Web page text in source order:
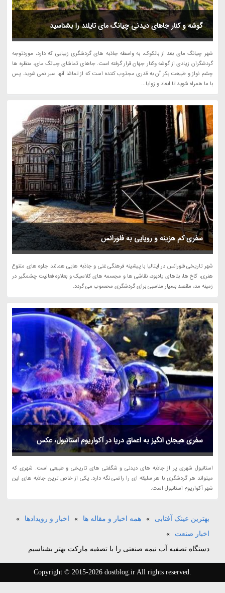
گوشه و کنار جاهای دیدنی چیانگ مای تایلند را بشناسید
شهر چیانگ مای بعد از بانکوک، به واسطه جاذبه های گردشگری زیبایی که دارد، موردتوجه
گردشگران زیادی از گوشه وکنار جهان قرار گرفته است. جاهای تماشای چیانگ مای، منظره ها
چشم نواز و طبیعت بکر آن به قدری مجذوب کننده است که از تماشا آنها سیر نمی شوید. پس
با ما همراه شوید تا ابعاد و زوایا...
سفری کم هزینه و رویایی به فلورانس
شهر تاریخی فلورانس در ایتالیا با پیشینه فرهنگی غنی و جاذبه هایی همانند جلوه های متنوع
هنری، کاخ ها، بناهای یادبود، نقاشی ها و مجسمه های کلاسیک و بعلاوه فعالیت چشمگیر در
زمینه مد، مقصد بسیار مناسبی برای گردشگری محسوب می گردد.
سفری هیجان انگیز به اعماق دریا در آکواریوم استانبول، عکس
استانبول شهری پر از جاذبه های دیدنی و شگفتی های تاریخی و طبیعی است. شهری که
میتواند هر گردشگری با هر سلیقه ای را راضی نگه دارد. یکی از خاص ترین جاذبه های این
شهر آکواریوم استانبول است.
بهترین عینک آفتابی » همه اخبار و مقاله ها » اخبار و رویدادها
»
اخبار صنعت
»
دستگاه تصفیه آب نیمه صنعتی را با تصفیه مارکت بهتر بشناسیم
Copyright © 2015-2026 dostblog.ir All rights reserved.